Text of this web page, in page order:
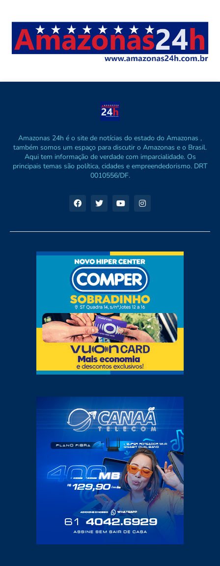
Amazonas 24h é o site de notícias do estado do Amazonas ,
também somos um espaço para discutir o Amazonas e o Brasil.
Aqui tem informação de verdade com imparcialidade. Os
principais temas são política, cidades e empreendedorismo. DRT
0010556/DF.